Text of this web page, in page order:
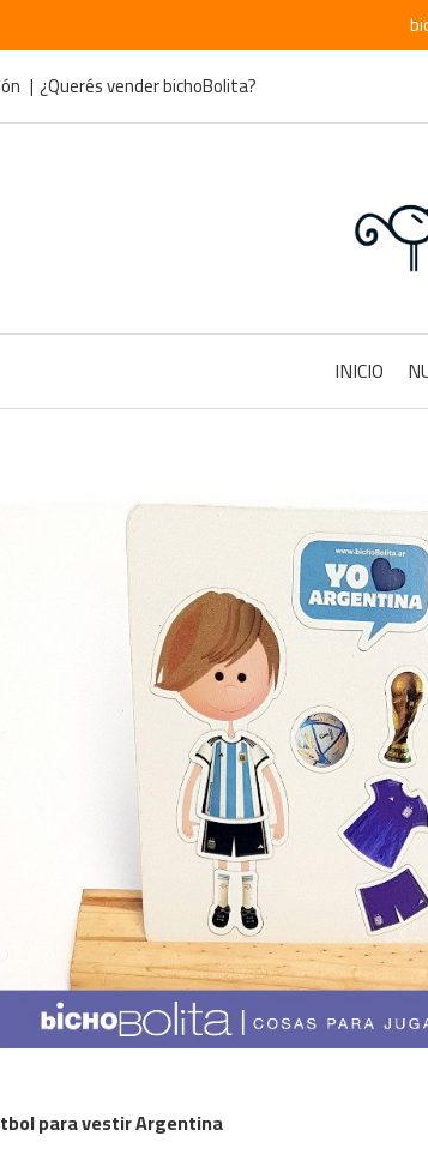
¿Querés vender bichoBolita?
INICIO
para vestir Argentina